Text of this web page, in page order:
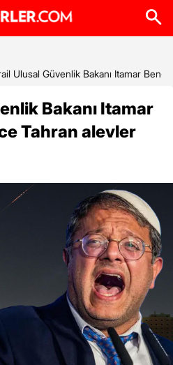
Ulusal Güvenlik Bakanı Itamar Ben-
Bakanı Itamar
Tahran alevler